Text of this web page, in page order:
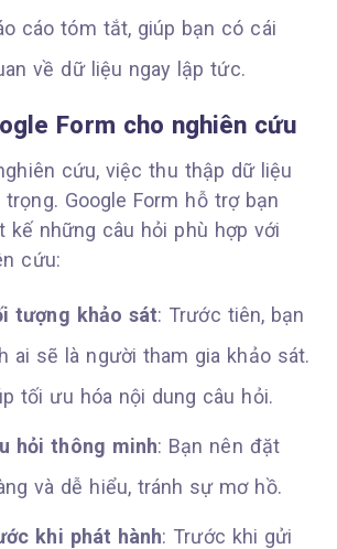
cáo tóm tắt, giúp bạn có cái
về dữ liệu ngay lập tức.
Form cho nghiên cứu
cứu, việc thu thập dữ liệu
trọng. Google Form hỗ trợ bạn
kế những câu hỏi phù hợp với
cứu:
tượng khảo sát: Trước tiên, bạn
ai sẽ là người tham gia khảo sát.
tối ưu hóa nội dung câu hỏi.
hỏi thông minh: Bạn nên đặt
và dễ hiểu, tránh sự mơ hồ.
khi phát hành: Trước khi gửi